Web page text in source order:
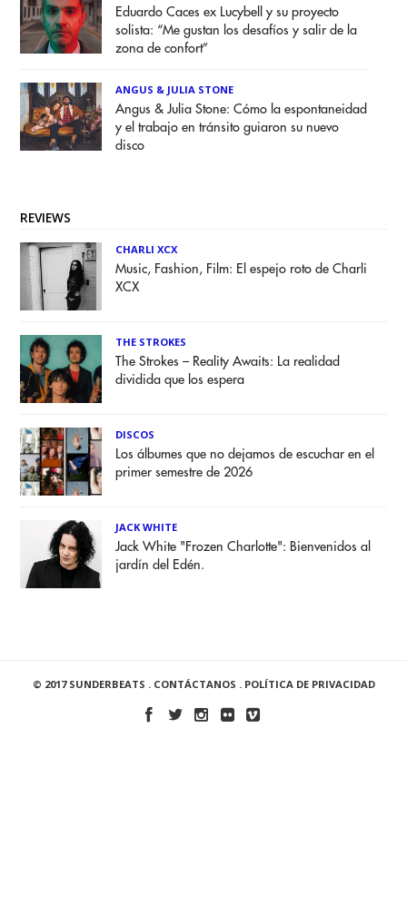
Eduardo Caces ex Lucybell y su proyecto
solista: “Me gustan los desafíos y salir de la
zona de confort”
ANGUS & JULIA STONE
Angus & Julia Stone: Cómo la espontaneidad
y el trabajo en tránsito guiaron su nuevo
disco
REVIEWS
CHARLI XCX
Music, Fashion, Film: El espejo roto de Charli
XCX
THE STROKES
The Strokes – Reality Awaits: La realidad
dividida que los espera
DISCOS
Los álbumes que no dejamos de escuchar en el
primer semestre de 2026
JACK WHITE
Jack White "Frozen Charlotte": Bienvenidos al
jardín del Edén.
© 2017 SUNDERBEATS . CONTÁCTANOS . POLÍTICA DE PRIVACIDAD